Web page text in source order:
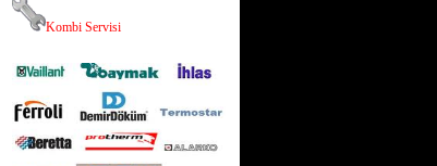
Kombi Servisi